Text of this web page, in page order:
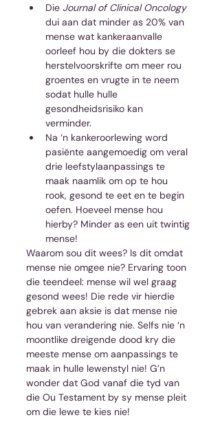
Die Journal of Clinical Oncology
dui aan dat minder as 20% van
mense wat kankeraanvalle
oorleef hou by die dokters se
herstelvoorskrifte om meer rou
groentes en vrugte in te neem
sodat hulle hulle
gesondheidsrisiko kan
verminder.
Na ‘n kankeroorlewing word
pasiënte aangemoedig om veral
drie leefstylaanpassings te
maak naamlik om op te hou
rook, gesond te eet en te begin
oefen. Hoeveel mense hou
hierby? Minder as een uit twintig
mense!
Waarom sou dit wees? Is dit omdat
mense nie omgee nie? Ervaring toon
die teendeel: mense wil wel graag
gesond wees! Die rede vir hierdie
gebrek aan aksie is dat mense nie
hou van verandering nie. Selfs nie ‘n
moontlike dreigende dood kry die
meeste mense om aanpassings te
maak in hulle lewenstyl nie! G’n
wonder dat God vanaf die tyd van
die Ou Testament by sy mense pleit
om die lewe te kies nie!